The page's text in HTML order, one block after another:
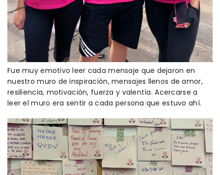
Fue muy emotivo leer cada mensaje que dejaron en
nuestro muro de inspiración, mensajes llenos de amor,
resiliencia, motivación, fuerza y valentía. Acercarse a
leer el muro era sentir a cada persona que estuvo ahí.